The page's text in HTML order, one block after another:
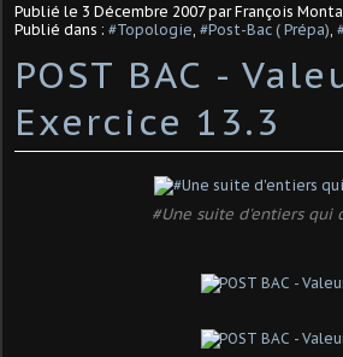
Publié le 3 Décembre 2007par François
Publié dans : #Topologie #Post-Bac ( Prépa)
POST BAC -
Exercice 13.3
#Une suite d'entiers qui